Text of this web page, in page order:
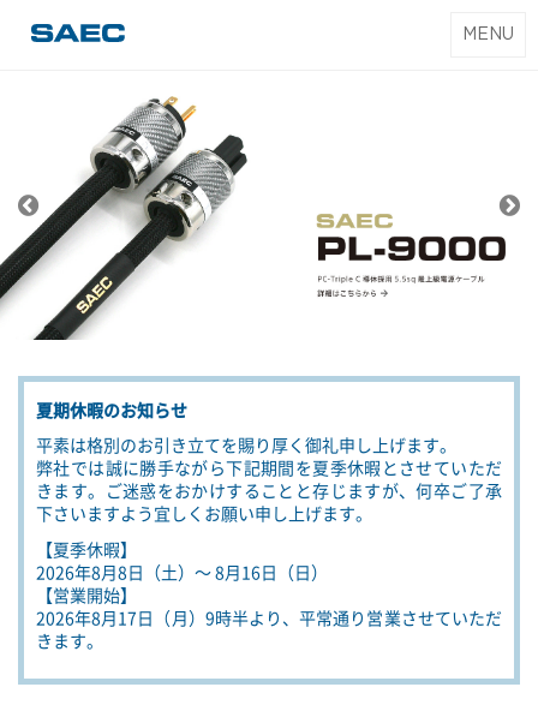
T
a
v
t
n
MENU
SAEC
夏期休暇のお知らせ
平素は格別のお引き立てを賜り厚く御礼申し上げます。
弊社では誠に勝手ながら下記期間を夏季休暇とさせていただ
きます。ご迷惑をおかけすることと存じますが、何卒ご了承
下さいますよう宜しくお願い申し上げます。
【夏季休暇】
2026年8月8日（土）～ 8月16日（日）
【営業開始】
2026年8月17日（月）9時半より、平常通り営業させていただ
きます。